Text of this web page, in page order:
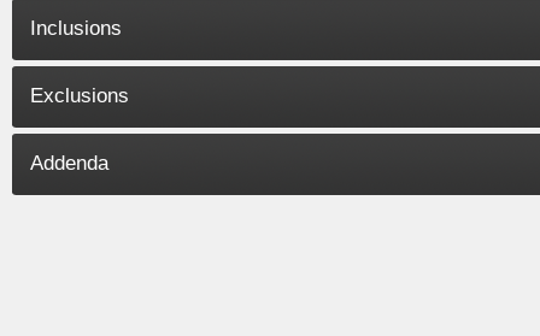
Inclusions
Exclusions
Addenda